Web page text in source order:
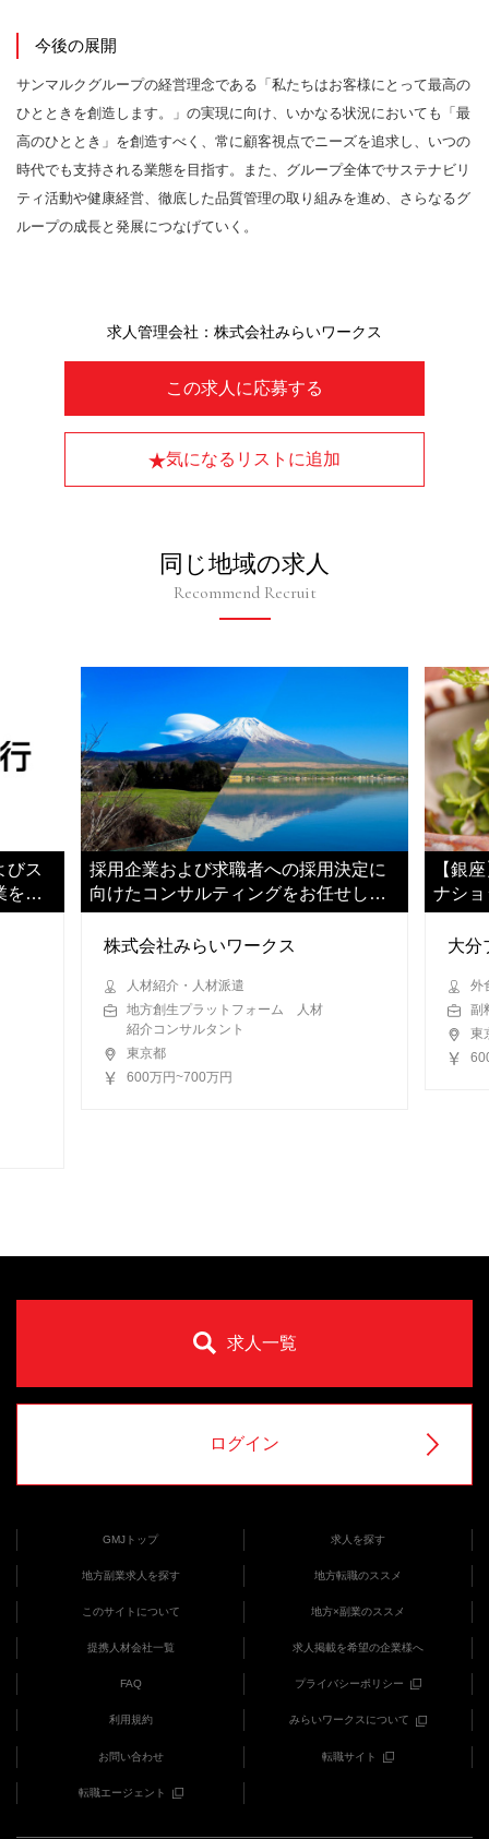
今後の展開
サンマルクグループの経営理念である「私たちはお客様にとって最高の
ひとときを創造します。」の実現に向け、いかなる状況においても「最
高のひととき」を創造すべく、常に顧客視点でニーズを追求し、いつの
時代でも支持される業態を目指す。また、グループ全体でサステナビリ
ティ活動や健康経営、徹底した品質管理の取り組みを進め、さらなるグ
ループの成長と発展につなげていく。
この求人に応募する
気になるリストに追加
求人管理会社：株式会社みらいワークス
同じ地域の求人
Recommend Recruit
びス
をご
採用企業および求職者への採用決定に
向けたコンサルティングをお任せしま
す
株式会社みらいワークス
人材紹介・人材派遣
地方創生プラットフォーム 人材
紹介コンサルタント
東京都
600万円~700万円
【銀
ナシ
大分
外
副
東
求人一覧
ログイン
GMJトップ 求人を探す
地方副業求人を探す 地方転職のススメ
このサイトについて 地方×副業のススメ
提携人材会社一覧 求人掲載を希望の企業様へ
FAQ プライバシーポリシー
利用規約 みらいワークスについて
お問い合わせ 転職サイト
転職エージェント